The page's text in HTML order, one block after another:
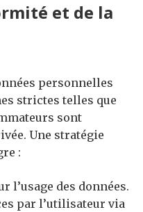
et de la
personnelles
strictes telles que
sont
Une stratégie
:
l’usage des données.
par l’utilisateur via